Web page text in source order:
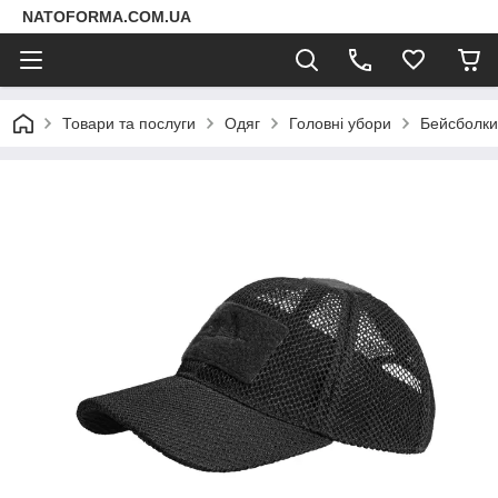
NATOFORMA.COM.UA
Товари та послуги Одяг Головні убори Бейсболки